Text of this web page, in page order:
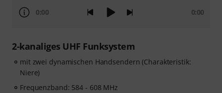
0:00 0:00
2-kanaliges UHF Funksystem
mit zwei dynamischen Handsendern (Charakteristik:
Niere)
Frequenzband: 584 - 608 MHz